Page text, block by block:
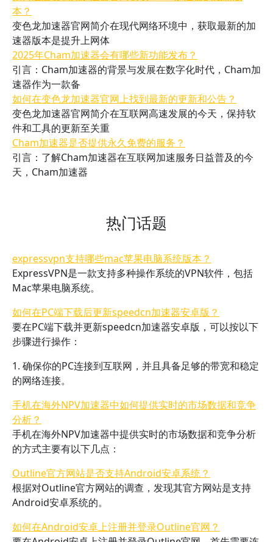
本？
变色龙加速器官网简介在现代网络环境中，获取最新的加
速器版本是提升上网体
2025年Cham加速器会有哪些新功能发布？
引言：Cham加速器的背景与发展在数字化时代，Cham加
速器作为一款备
如何在变色龙加速器官网上找到最新的更新和公告？
变色龙加速器官网简介在互联网高速发展的今天，保持软
件和工具的更新至关重
Cham加速器是否提供永久免费的服务？
引言：了解Cham加速器在互联网加速服务日益普及的今
天，Cham加速器
热门话题
expressvpn支持哪些mac苹果电脑系统版本？
ExpressVPN是一款支持多种操作系统的VPN软件，包括
Mac苹果电脑系统。
如何在PC端下载后更新speedcn加速器安卓版？
要在PC端下载并更新speedcn加速器安卓版，可以按以下
步骤进行操作：
1. 确保你的PC连接到互联网，并且具备足够的带宽和稳定
的网络连接。
手机在海外NPV加速器中如何提供实时的市场数据和竞争
分析？
手机在海外NPV加速器中提供实时的市场数据和竞争分析
的方式主要有以下几点：
Outline官方网站是否支持Android安卓系统？
根据对Outline官方网站的调查，发现其官方网站是支持
Android安卓系统的。
如何在Android安卓上注册并登录Outline官网？